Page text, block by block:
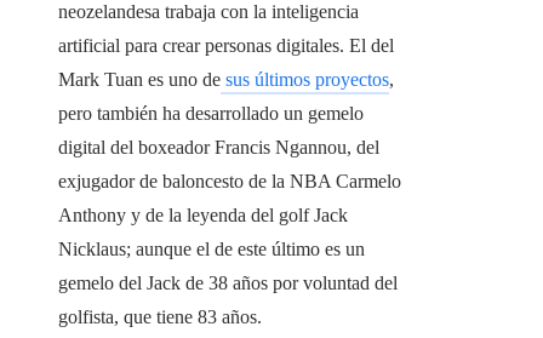
neozelandesa trabaja con la inteligencia
artificial para crear personas digitales. El del
Mark Tuan es uno de sus últimos proyectos,
pero también ha desarrollado un gemelo
digital del boxeador Francis Ngannou, del
exjugador de baloncesto de la NBA Carmelo
Anthony y de la leyenda del golf Jack
Nicklaus; aunque el de este último es un
gemelo del Jack de 38 años por voluntad del
golfista, que tiene 83 años.